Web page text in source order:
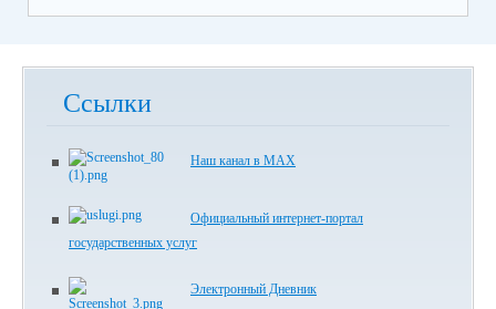
Ссылки
Наш канал в МАХ
Официальный интернет-портал
государственных услуг
Электронный Дневник